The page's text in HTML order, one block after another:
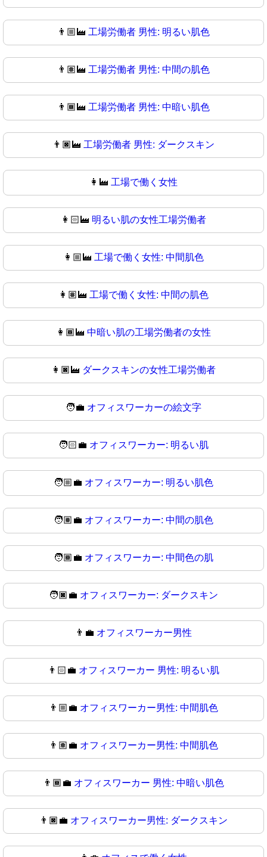
👨🏼‍🏭 工場労働者 男性: 明るい肌色
👨🏽‍🏭 工場労働者 男性: 中間の肌色
👨🏾‍🏭 工場労働者 男性: 中暗い肌色
👨🏿‍🏭 工場労働者 男性: ダークスキン
👩‍🏭 工場で働く女性
👩🏻‍🏭 明るい肌の女性工場労働者
👩🏼‍🏭 工場で働く女性: 中間肌色
👩🏽‍🏭 工場で働く女性: 中間の肌色
👩🏾‍🏭 中暗い肌の工場労働者の女性
👩🏿‍🏭 ダークスキンの女性工場労働者
🧑‍💼 オフィスワーカーの絵文字
🧑🏻‍💼 オフィスワーカー: 明るい肌
🧑🏼‍💼 オフィスワーカー: 明るい肌色
🧑🏽‍💼 オフィスワーカー: 中間の肌色
🧑🏾‍💼 オフィスワーカー: 中間色の肌
🧑🏿‍💼 オフィスワーカー: ダークスキン
👨‍💼 オフィスワーカー男性
👨🏻‍💼 オフィスワーカー 男性: 明るい肌
👨🏼‍💼 オフィスワーカー男性: 中間肌色
👨🏽‍💼 オフィスワーカー男性: 中間肌色
👨🏾‍💼 オフィスワーカー 男性: 中暗い肌色
👨🏿‍💼 オフィスワーカー男性: ダークスキン